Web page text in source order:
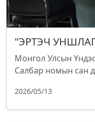
"ЭРТЭЧ
Монгол Улсын
Салбар номын сан
2026/05/13